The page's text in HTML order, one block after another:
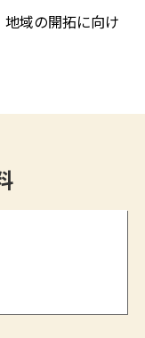
地域の開拓に向け